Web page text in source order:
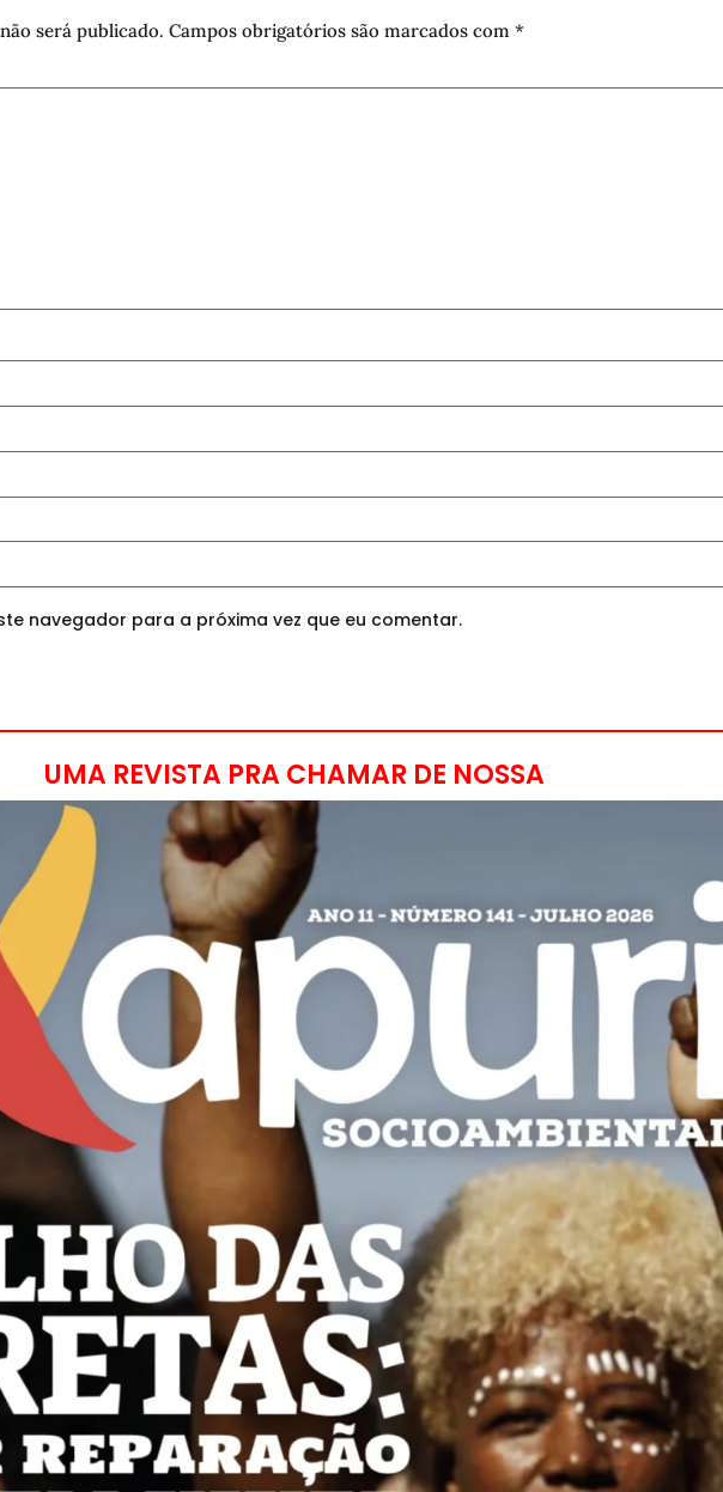
será publicado. Campos obrigatórios são marcados com *
navegador para a próxima vez que eu comentar.
UMA REVISTA PRA CHAMAR DE NOSSA